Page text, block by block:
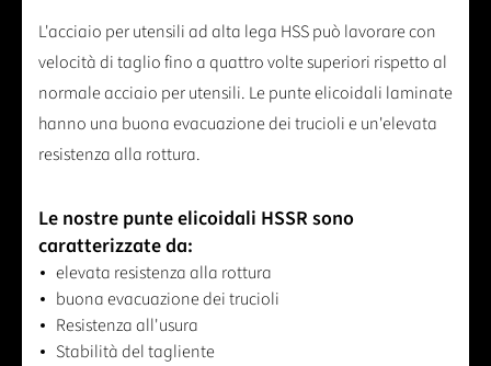
L'acciaio per utensili ad alta lega HSS può lavorare con
velocità di taglio fino a quattro volte superiori rispetto al
normale acciaio per utensili. Le punte elicoidali laminate
hanno una buona evacuazione dei trucioli e un'elevata
resistenza alla rottura.
Le nostre punte elicoidali HSSR sono
caratterizzate da:
elevata resistenza alla rottura
buona evacuazione dei trucioli
Resistenza all'usura
Stabilità del tagliente